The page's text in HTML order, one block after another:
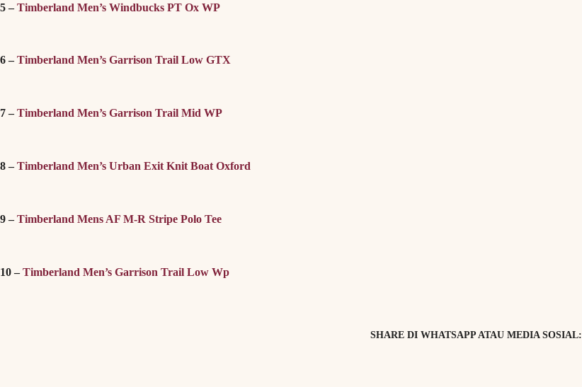
5 –Timberland Men’s Windbucks PT Ox WP
6 –Timberland Men’s Garrison Trail Low GTX
7 –Timberland Men’s Garrison Trail Mid WP
8 –Timberland Men’s Urban Exit Knit Boat Oxford
9 –Timberland Mens AF M-R Stripe Polo Tee
10 –Timberland Men’s Garrison Trail Low Wp
SHARE DI WHATSAPP ATAU MEDIA SOSIAL: